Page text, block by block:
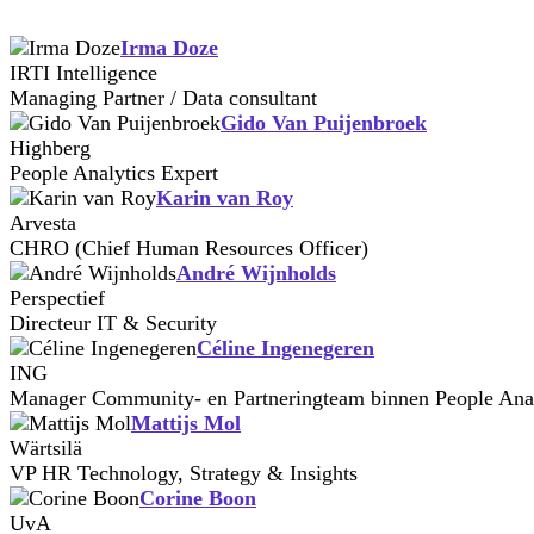
Irma Doze
IRTI Intelligence
Managing Partner / Data consultant
Gido Van Puijenbroek
Highberg
People Analytics Expert
Karin van Roy
Arvesta
CHRO (Chief Human Resources Officer)
André Wijnholds
Perspectief
Directeur IT & Security
Céline Ingenegeren
ING
Manager Community- en Partneringteam binnen People
Mattijs Mol
Wärtsilä
VP HR Technology, Strategy & Insights
Corine Boon
UvA